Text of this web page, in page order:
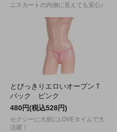
ニスカートの内側に見えても安心♪
とびっきりエロいオープンＴ
バック ピンク
480円(税込528円)
セクシーに大胆にLOVEタイムで大
活躍！